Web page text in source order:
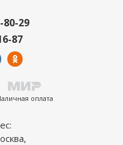
трехполосная Дуб
м2)
/м2
80-29
87
оплата